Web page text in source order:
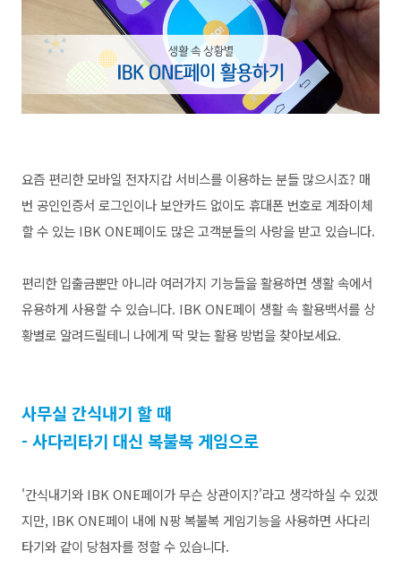
요즘 편리한모바일 전자지갑 서비스를 이용하는 분들 많으시죠? 매
번 공인인증서 로그인이나 보안카드 없이도 휴대폰 번호로 계좌이체
할 수 있는 IBK ONE페이도 많은 고객분들의 사랑을 받고 있습니다.
편리한 입출금뿐만 아니라 여러가지 기능들을 활용하면 생활 속에서
유용하게 사용할 수 있습니다. IBK ONE페이 생활 속 활용백서를 상
황별로 알려드릴테니 나에게 딱 맞는 활용 방법을 찾아보세요.
사무실 간식내기 할 때
- 사다리타기 대신 복불복 게임으로
'간식내기와 IBK ONE페이가 무슨 상관이지?'라고 생각하실 수 있겠
지만, IBK ONE페이 내에 N팡 복불복 게임기능을 사용하면 사다리
타기와 같이 당첨자를 정할 수 있습니다.